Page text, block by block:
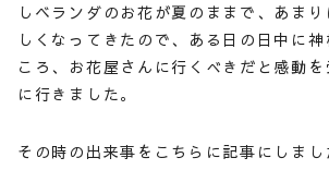
しベランダのお花が夏のままで、あま
しくなってきたので、ある日の日中に
ころ、お花屋さんに行くべきだと感動
に行きました。
その時の出来事をこちらに記事にしまし